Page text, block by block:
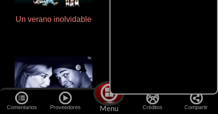
Comentarios Proveedores Menu Créditos Compartir
Un verano inolvidable